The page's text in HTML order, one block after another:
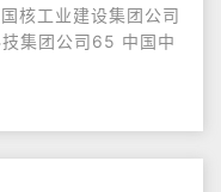
核工业建设集团公司
集团公司65 中国中